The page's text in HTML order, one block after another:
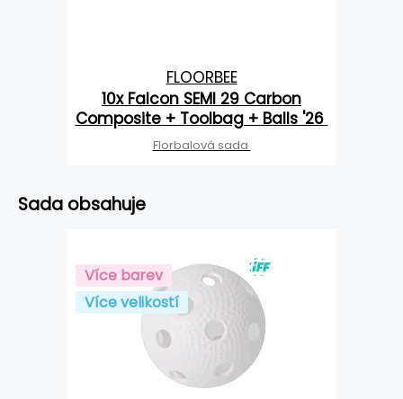
FLOORBEE
10x Falcon SEMI 29 Carbon
Composite + Toolbag + Balls '26
Florbalová sada
Sada obsahuje
Více barev
Více velikostí